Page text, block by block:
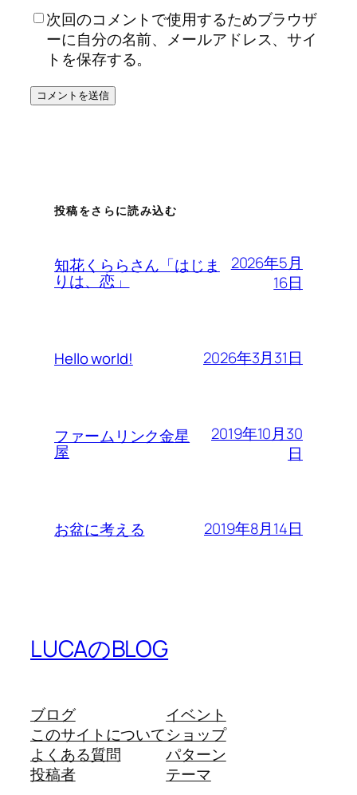
次回のコメントで使用するためブラウザ
ーに自分の名前、メールアドレス、サイ
トを保存する。
投稿をさらに読み込む
知花くららさん「はじま
りは、恋」
2026年5月
16日
Hello world! 2026年3月31日
ファームリンク金星
屋
2019年10月30
日
お盆に考える 2019年8月14日
LUCAのBLOG
ブログ
このサイトについて
よくある質問
投稿者
イベント
ショップ
パターン
テーマ